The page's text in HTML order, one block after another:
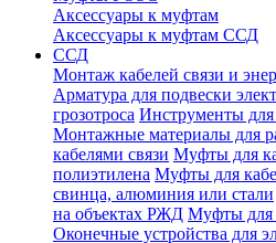
Аксессуары к муфтам
Аксессуары к муфтам ССД
ССД
Монтаж кабелей связи и
Арматура для подвески
грозотроса Инструменты для
Монтажные материалы для
кабелями связи Муфты для
полиэтилена Муфты для
свинца, алюминия или стали
на объектах РЖД Муфты для
Оконечные устройства для